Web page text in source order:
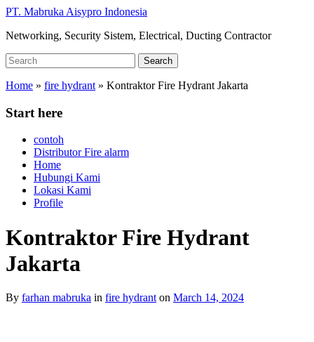
Skip
main
PT. Mabruka Aisypro Indonesia
Networking, Security Sistem, Electrical, Ducting Contractor
Search
for:
Search
Home » fire hydrant » Kontraktor Fire Hydrant Jakarta
Start here
contoh
Distributor Fire alarm
Home
Hubungi Kami
Lokasi Kami
Profile
Kontraktor Fire Hydrant
Jakarta
By farhan mabruka in fire hydrant on March 14, 2024